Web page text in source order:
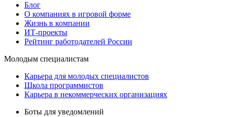
Блог
О компаниях в игровой форме
Жизнь в компании
ИТ-проекты
Рейтинг работодателей России
Молодым специалистам
Карьера для молодых специалистов
Школа программистов
Карьера в некоммерческих организациях
Боты для уведомлений